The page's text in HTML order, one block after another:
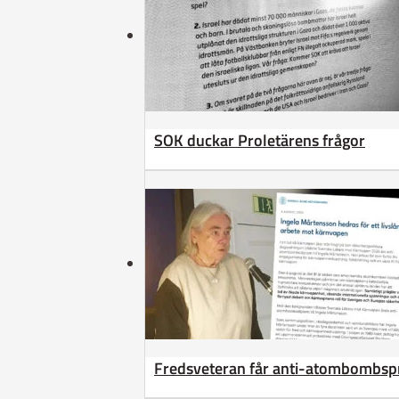
SOK duckar Proletärens frågor
Fredsveteran får anti-